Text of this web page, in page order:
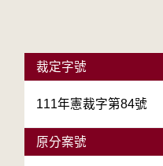
裁定字號
111年憲裁字第84號
原分案號